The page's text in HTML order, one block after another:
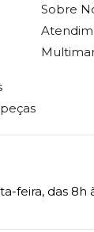
Sobre
feira, das 8h